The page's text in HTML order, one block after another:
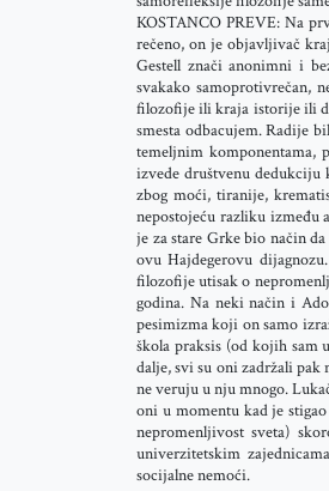
KOSTANCO PREVE: Na
rečeno, on je objavljivač
Gestell znači anonimni i
svakako samoprotivrečan,
filozofije ili kraja istorije ili
smesta odbacujem. Radije
temeljnim komponentama,
izvede društvenu dedukciju
zbog moći, tiranije,
nepostojeću razliku između
je za stare Grke bio način
ovu Hajdegerovu
filozofije utisak o
godina. Na neki način i
pesimizma koji on samo
škola praksis (od kojih sam
dalje, svi su oni zadržali
ne veruju u nju mnogo.
oni u momentu kad je
nepromenljivost sveta)
univerzitetskim
socijalne nemoći.